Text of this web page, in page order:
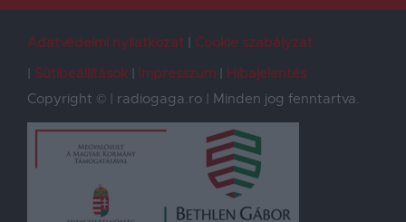
Adatvédelmi nyilatkozat
Cookie szabályzat
Sütibeállítások
Impresszum
Hibajelentés
Copyright © | radiogaga.ro | Minden jog fenntartva.